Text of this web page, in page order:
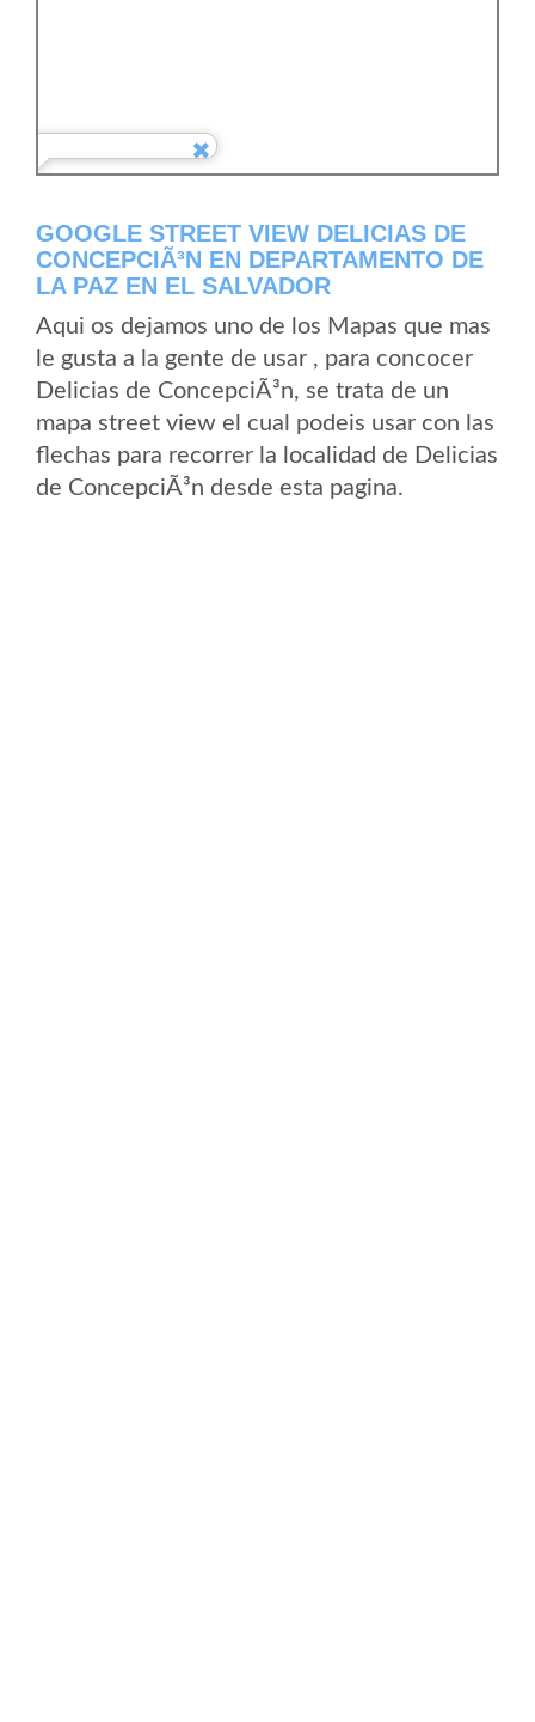
GOOGLE STREET VIEW DELICIAS DE
CONCEPCIÃ³N EN DEPARTAMENTO DE
LA PAZ EN EL SALVADOR
Aqui os dejamos uno de los Mapas que mas
le gusta a la gente de usar , para concocer
Delicias de ConcepciÃ³n, se trata de un
mapa street view el cual podeis usar con las
flechas para recorrer la localidad de Delicias
de ConcepciÃ³n desde esta pagina.